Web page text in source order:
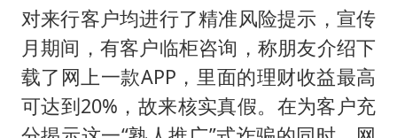
对来行客户均进行了精准风险提示，宣传
月期间，有客户临柜咨询，称朋友介绍下
载了网上一款APP，里面的理财收益最高
可达到20%，故来核实真假。在为客户充